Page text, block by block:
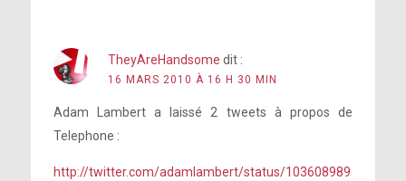
TheyAreHandsome dit :
16 MARS 2010 À 16 H 30 MIN
Adam Lambert a laissé 2 tweets à propos de
Telephone :
http://twitter.com/adamlambert/status/103608989